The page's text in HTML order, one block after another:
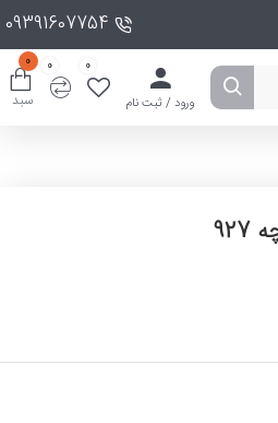
09391607754
ورود / ثبت نام
0
0
سبد
0